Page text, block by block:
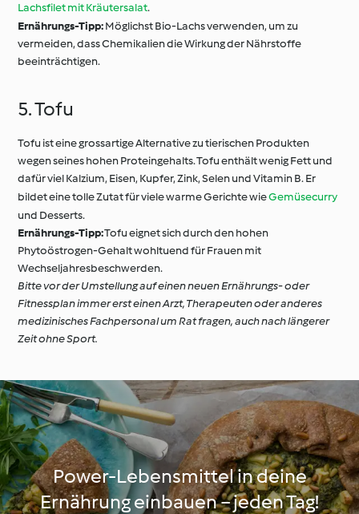
Lachsfilet mit Kräutersalat.
Ernährungs-Tipp:Möglichst Bio-Lachs verwenden, um zu
vermeiden, dass Chemikalien die Wirkung der Nährstoffe
beeinträchtigen.
5. Tofu
Tofu ist eine grossartige Alternative zu tierischen Produkten
wegen seines hohen Proteingehalts. Tofu enthält wenig Fett und
dafür viel Kalzium, Eisen, Kupfer, Zink, Selen und Vitamin B. Er
bildet eine tolle Zutat für viele warme Gerichte wieGemüsecurry
und Desserts.
Ernährungs-Tipp:Tofu eignet sich durch den hohen
Phytoöstrogen-Gehalt wohltuend für Frauen mit
Wechseljahresbeschwerden.
Bitte vor der Umstellung auf einen neuen Ernährungs- oder
Fitnessplan immer erst einen Arzt, Therapeuten oder anderes
medizinisches Fachpersonal um Rat fragen, auch nach längerer
Zeit ohne Sport.
Power-Lebensmittel in deine
Ernährung einbauen − jeden Tag!